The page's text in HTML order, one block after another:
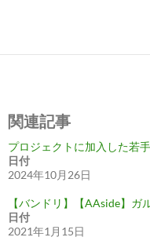
関連記事
プロジェクトに加入した若
日付
2024年10月26日
【バンドリ】【AAside】ガ
日付
2021年1月15日